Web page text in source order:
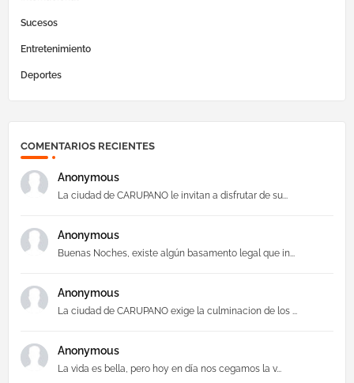
Sucesos
Entretenimiento
Deportes
COMENTARIOS RECIENTES
Anonymous
La ciudad de CARUPANO le invitan a disfrutar de su...
Anonymous
Buenas Noches, existe algún basamento legal que in...
Anonymous
La ciudad de CARUPANO exige la culminacion de los ...
Anonymous
La vida es bella, pero hoy en día nos cegamos la v...